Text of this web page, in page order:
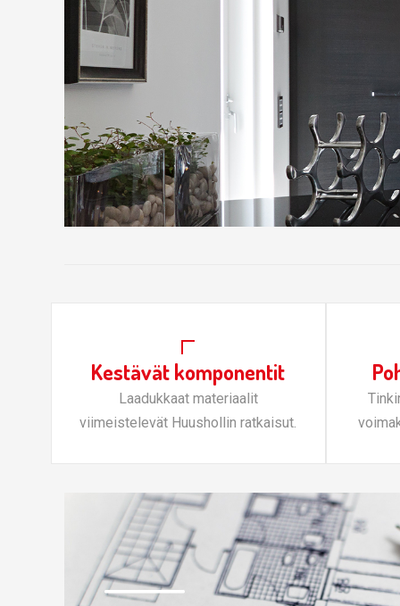
Kestävät komponentit
Laadukkaat materiaalit
viimeistelevät Huushollin ratkaisut.